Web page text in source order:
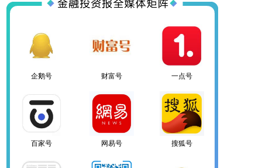
搜狐号 头条号 官方微信
企鹅号 财富号 一点号
百家号 网易号 搜狐号